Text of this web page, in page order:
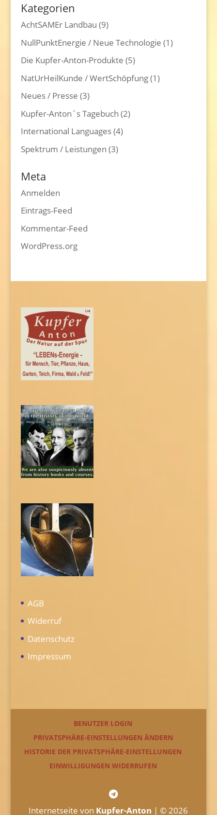
Kategorien
AchtSAMEr Landbau (9)
NullPunktEnergie / Neue Technologie (1)
Die Kupfer-Anton-Produkte (5)
NatUrHeilKunde / WertSchöpfung(1)
Neues / Presse (3)
Kupfer-Anton´s Tagebuch (2)
International Languages(4)
Spektrum / Leistungen (3)
Meta
Anmelden
Eintrags-Feed
Kommentar-Feed
WordPress.org
AGB
Widerruf
Datenschutz
Impressum
BENUTZER LOGIN
PRIVATSPHÄRE-EINSTELLUNGEN ÄNDERN
HISTORIE DER PRIVATSPHÄRE-EINSTELLUNGEN
EINWILLIGUNGEN WIDERRUFEN
Internetseite von Kupfer-Anton | © 2026